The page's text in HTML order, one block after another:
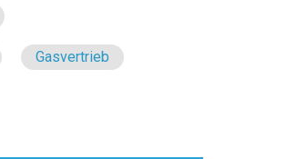
Gasvertrieb